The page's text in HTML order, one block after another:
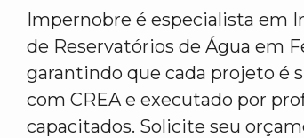
Impernobre é especialista em
de Reservatórios de Água em
garantindo que cada projeto é
com CREA e executado por
capacitados. Solicite seu